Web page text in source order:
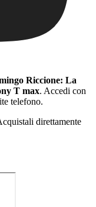
Riccione: La
T max. Accedi con
telefono.
direttamente